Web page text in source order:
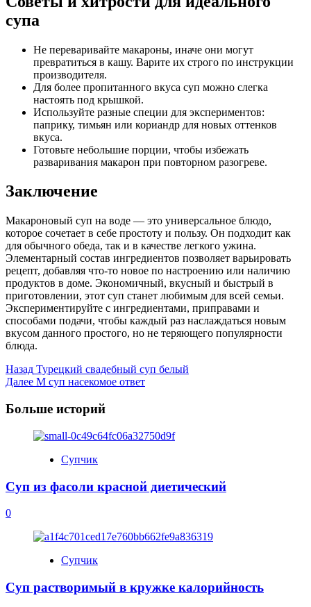
супа
Не переваривайте макароны, иначе они могут
превратиться в кашу. Варите их строго по инструкции
производителя.
Для более пропитанного вкуса суп можно слегка
настоять под крышкой.
Используйте разные специи для экспериментов:
паприку, тимьян или кориандр для новых оттенков
вкуса.
Готовьте небольшие порции, чтобы избежать
разваривания макарон при повторном разогреве.
Заключение
Макароновый суп на воде — это универсальное блюдо,
которое сочетает в себе простоту и пользу. Он подходит как
для обычного обеда, так и в качестве легкого ужина.
Элементарный состав ингредиентов позволяет варьировать
рецепт, добавляя что-то новое по настроению или наличию
продуктов в доме. Экономичный, вкусный и быстрый в
приготовлении, этот суп станет любимым для всей семьи.
Экспериментируйте с ингредиентами, приправами и
способами подачи, чтобы каждый раз наслаждаться новым
вкусом данного простого, но не теряющего популярности
блюда.
Post
Navigation
Назад Турецкий свадебный суп белый
Далее М суп насекомое ответ
Больше историй
Супчик
Суп из фасоли красной диетический
0
Супчик
Суп растворимый в кружке калорийность